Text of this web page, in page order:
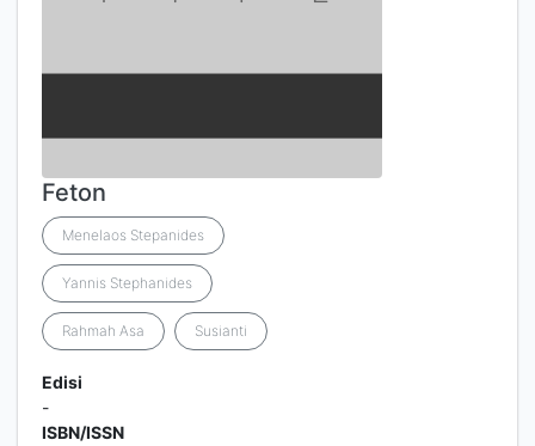
Feton
Menelaos Stepanides
Yannis Stephanides
Rahmah Asa Susianti
Edisi
-
ISBN/ISSN